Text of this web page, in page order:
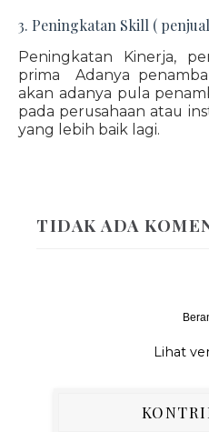
3. Peningkatan Skill (
Peningkatan Kinerja,
prima Adanya
akan adanya pula
pada perusahaan atau
yang lebih baik lagi.
TIDAK ADA
Lihat